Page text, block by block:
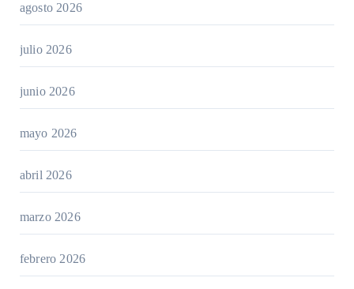
agosto 2026
julio 2026
junio 2026
mayo 2026
abril 2026
marzo 2026
febrero 2026